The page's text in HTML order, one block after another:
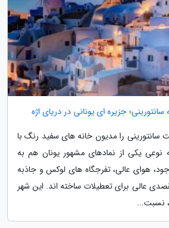
جزیره ای یونانی در دریای اژه
سانتورینی را مدیون خانه های سفید رنگ با
یکی از نمادهای مشهور یونان هم به
هوای عالی، تفرجگاه های لوکس و جاذبه
عالی برای تعطیلات ساخته اند. این شهر
نسبت...